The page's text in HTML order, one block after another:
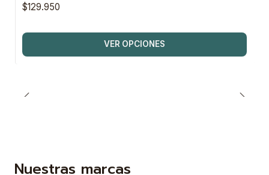
$129.950
VER OPCIONES
Nuestras marcas